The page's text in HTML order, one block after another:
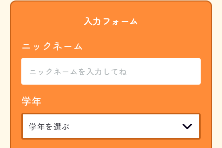
入力フォーム
ニックネーム
学年